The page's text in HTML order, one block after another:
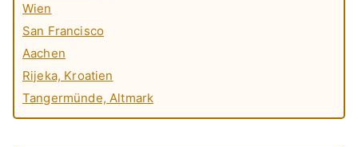
Wien
San Francisco
Aachen
Rijeka, Kroatien
Tangermünde, Altmark